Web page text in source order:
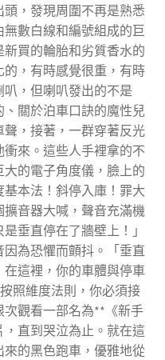
頭，發現周圍不再是熟悉
數白線和編號組成的巨
買的輪胎和劣質香水的
，有時感覺很重，有時
，但喇叭發出的不是
、關於泊車口訣的魔性兒
，接著，一群穿著反光
來。這些人手裡拿的不
的電子角度儀，臉上的
本法！斜停入庫！罪大
音器大喊，聲音充滿機
垂直停在了牆壁上！」
為恐懼而顫抖。「垂直
這裡，你的車體與停車
照維度法則，你必須接
觀看一部名為**《新手
直到哭泣為止。就在這
的黑色跑車，優雅地從